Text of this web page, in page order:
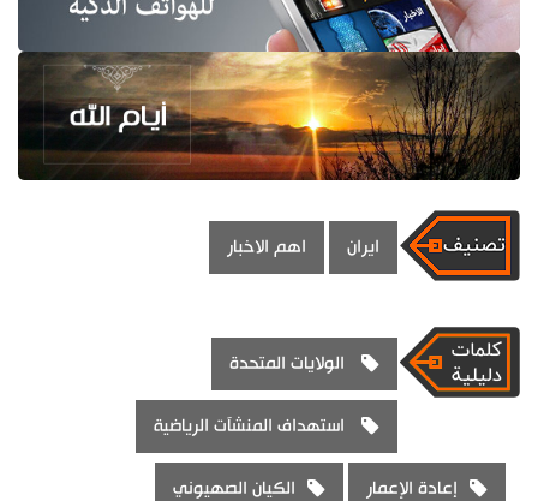
ايران اهم الاخبار
الولايات المتحدة
استهداف المنشآت الرياضية
إعادة الإعمار الكيان الصهيوني